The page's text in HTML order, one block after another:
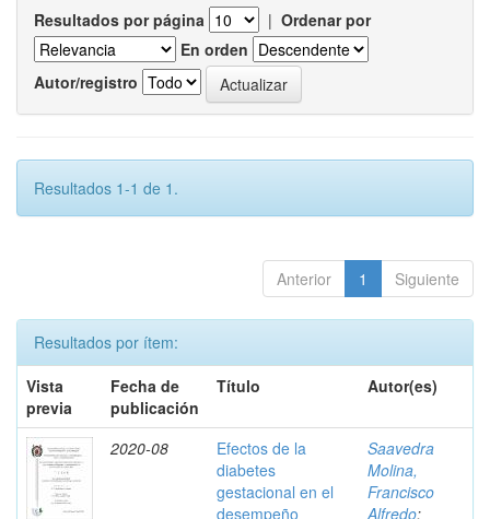
Resultados por página | Ordenar por
En orden
Autor/registro
Resultados 1-1 de 1.
Anterior 1 Siguiente
Resultados por ítem:
Vista
previa
Fecha de
publicación
Título Autor(es)
2020-08
Efectos de la
diabetes
gestacional en el
desempeño
Saavedra
Molina,
Francisco
Alfredo;